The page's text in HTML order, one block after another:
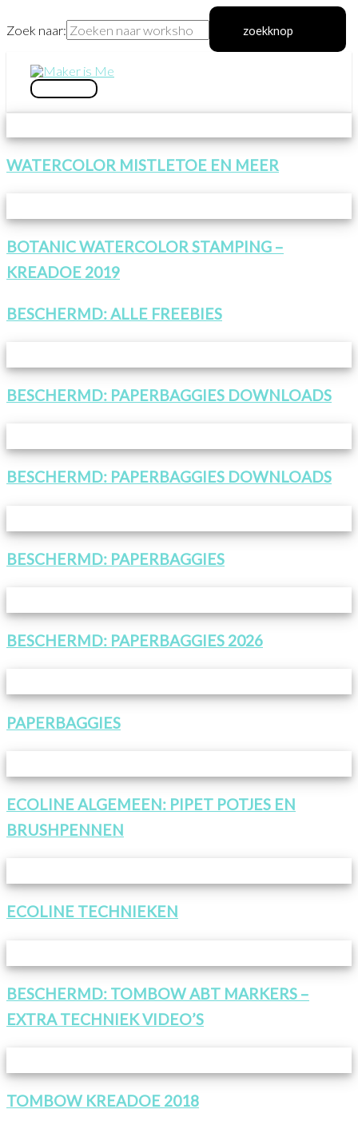
Zoek naar: zoekknop
de
inhoud
hoofdmenu
WATERCOLOR MISTLETOE EN MEER
BOTANIC WATERCOLOR STAMPING –
KREADOE 2019
BESCHERMD: ALLE FREEBIES
BESCHERMD: PAPERBAGGIES DOWNLOADS
BESCHERMD: PAPERBAGGIES DOWNLOADS
BESCHERMD: PAPERBAGGIES
BESCHERMD: PAPERBAGGIES 2026
PAPERBAGGIES
ECOLINE ALGEMEEN: PIPET POTJES EN
BRUSHPENNEN
ECOLINE TECHNIEKEN
BESCHERMD: TOMBOW ABT MARKERS –
EXTRA TECHNIEK VIDEO’S
TOMBOW KREADOE 2018